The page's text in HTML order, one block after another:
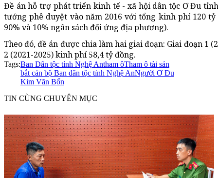
Đề án hỗ trợ phát triển kinh tế - xã hội dân tộc Ơ Đu
tướng phê duyệt vào năm 2016 với tổng kinh phí 120
90% và 10% ngân sách đối ứng địa phương).
Theo đó, đề án được chia làm hai giai đoạn: Giai đoạn 1
2 (2021-2025) kinh phí 58,4 tỷ đồng.
Tags:Ban Dân tộc tỉnh Nghệ Antham ôTham ô tài sản
bắt cán bộ Ban dân tộc tỉnh Nghệ AnNgười Ơ Đu
Kim Văn Bốn
TIN CÙNG CHUYÊN MỤC